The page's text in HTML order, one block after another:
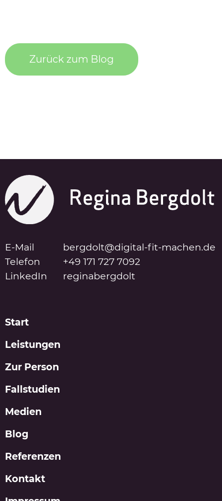
Zurück zum Blog
E-Mail
bergdolt@digital-fit-machen.de
Telefon
+49 171 727 7092
LinkedIn
reginabergdolt
Start
Leistungen
Zur Person
Fallstudien
Medien
Blog
Referenzen
Kontakt